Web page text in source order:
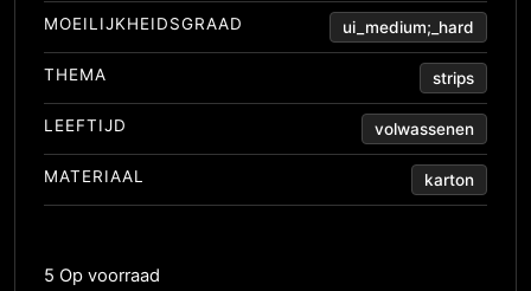
MOEILIJKHEIDSGRAAD ui_medium;_hard
THEMA strips
LEEFTIJD volwassenen
MATERIAAL karton
5 Op voorraad